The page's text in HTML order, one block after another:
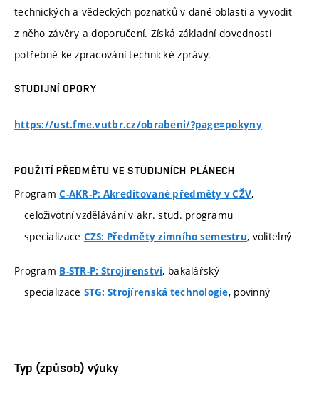
technických a vědeckých poznatků v dané oblasti a vyvodit
z něho závěry a doporučení. Získá základní dovednosti
potřebné ke zpracování technické zprávy.
STUDIJNÍ OPORY
https://ust.fme.vutbr.cz/obrabeni/?page=pokyny
POUŽITÍ PŘEDMĚTU VE STUDIJNÍCH PLÁNECH
ProgramC-AKR-P: Akreditované předměty v CŽV,
celoživotní vzdělávání v akr. stud. programu
specializace CZS: Předměty zimního semestru, volitelný
Program B-STR-P: Strojírenství, bakalářský
specializace STG: Strojírenská technologie, povinný
Typ (způsob) výuky